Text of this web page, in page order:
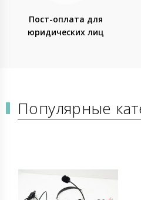
Пост-оплата для
юридических лиц
Популярные